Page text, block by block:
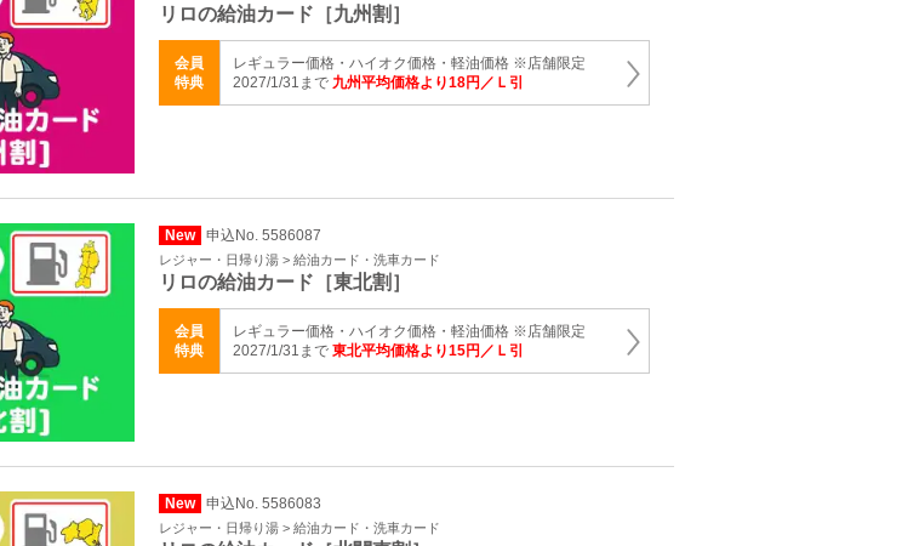
リロの給油カード［九州割］
会員
特典
レギュラー価格・ハイオク価格・軽油価格 ※店舗限定
2027/1/31まで 九州平均価格より18円／Ｌ引
New 申込No. 5586087
レジャー・日帰り湯 > 給油カード・洗車カード
リロの給油カード［東北割］
会員
特典
レギュラー価格・ハイオク価格・軽油価格 ※店舗限定
2027/1/31まで 東北平均価格より15円／Ｌ引
New 申込No. 5586083
レジャー・日帰り湯 > 給油カード・洗車カード